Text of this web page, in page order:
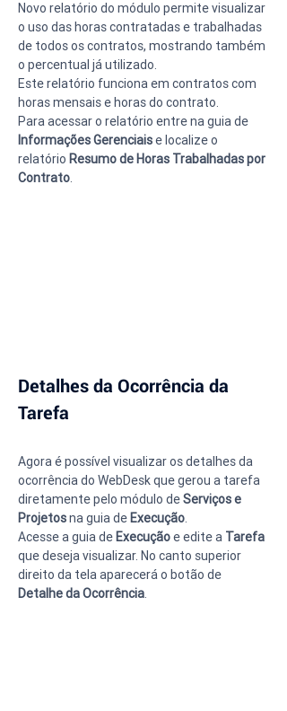
Novo relatório do módulo permite visualizar
o uso das horas contratadas e trabalhadas
de todos os contratos, mostrando também
o percentual já utilizado.
Este relatório funciona em contratos com
horas mensais e horas do contrato.
Para acessar o relatório entre na guia de
Informações Gerenciais e localize o
relatório Resumo de Horas Trabalhadas por
Contrato.
Detalhes da Ocorrência da
Tarefa
Agora é possível visualizar os detalhes da
ocorrência do WebDesk que gerou a tarefa
diretamente pelo módulo de Serviços e
Projetos na guia de Execução.
Acesse a guia de Execução e edite a Tarefa
que deseja visualizar. No canto superior
direito da tela aparecerá o botão de
Detalhe da Ocorrência.